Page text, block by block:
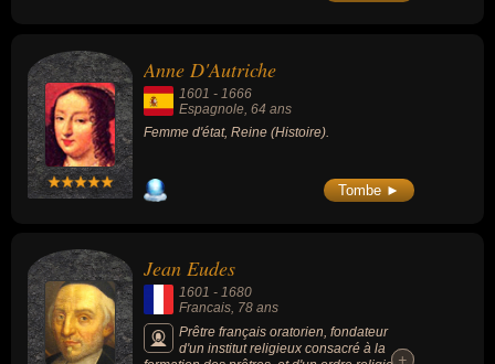
Anne D'Autriche
1601 - 1666
Espagnole , 64 ans
Femme d'état, Reine (Histoire).
Tombe ►
Jean Eudes
1601 - 1680
Francais, 78 ans
Prêtre français oratorien, fondateur
d'un institut religieux consacré à la
+
+